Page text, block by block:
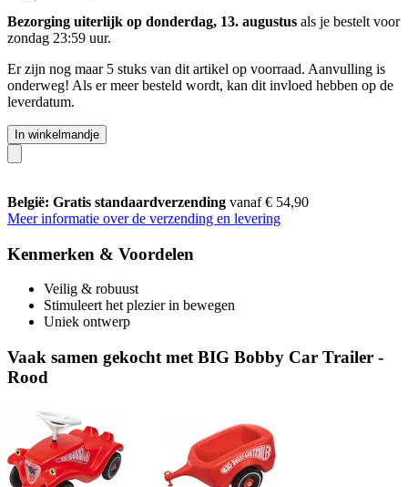
Bezorging uiterlijk op donderdag, 13. augustus als je bestelt voor
zondag 23:59 uur.
Er zijn nog maar 5 stuks van dit artikel op voorraad. Aanvulling is
onderweg! Als er meer besteld wordt, kan dit invloed hebben op de
leverdatum.
In winkelmandje
België: Gratis standaardverzending vanaf € 54,90
Meer informatie over de verzending en levering
Kenmerken & Voordelen
Veilig & robuust
Stimuleert het plezier in bewegen
Uniek ontwerp
Vaak samen gekocht met BIG Bobby Car Trailer -
Rood